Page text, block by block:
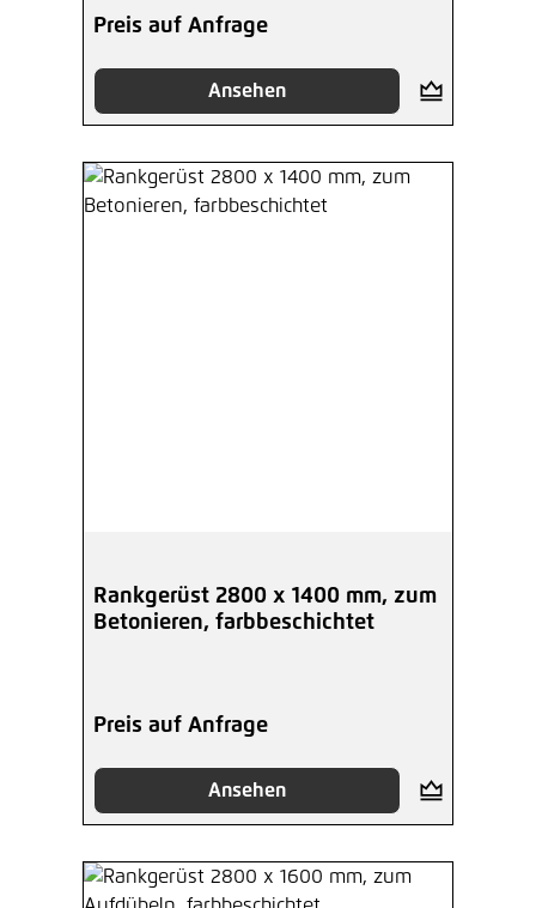
Preis auf Anfrage
Ansehen
Rankgerüst 2800 x 1400 mm, zum
Betonieren, farbbeschichtet
Preis auf Anfrage
Ansehen